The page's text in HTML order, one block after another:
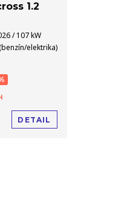
1.2
/ 107 kW
elektrika)
DETAIL